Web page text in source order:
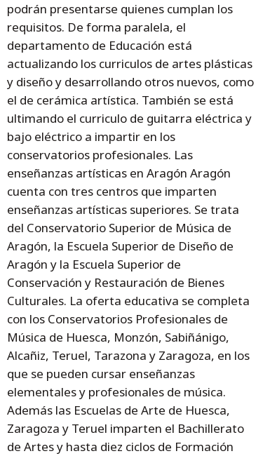
podrán presentarse quienes cumplan los
requisitos. De forma paralela, el
departamento de Educación está
actualizando los curriculos de artes plásticas
y diseño y desarrollando otros nuevos, como
el de cerámica artística. También se está
ultimando el curriculo de guitarra eléctrica y
bajo eléctrico a impartir en los
conservatorios profesionales. Las
enseñanzas artísticas en Aragón Aragón
cuenta con tres centros que imparten
enseñanzas artísticas superiores. Se trata
del Conservatorio Superior de Música de
Aragón, la Escuela Superior de Diseño de
Aragón y la Escuela Superior de
Conservación y Restauración de Bienes
Culturales. La oferta educativa se completa
con los Conservatorios Profesionales de
Música de Huesca, Monzón, Sabiñánigo,
Alcañiz, Teruel, Tarazona y Zaragoza, en los
que se pueden cursar enseñanzas
elementales y profesionales de música.
Además las Escuelas de Arte de Huesca,
Zaragoza y Teruel imparten el Bachillerato
de Artes y hasta diez ciclos de Formación